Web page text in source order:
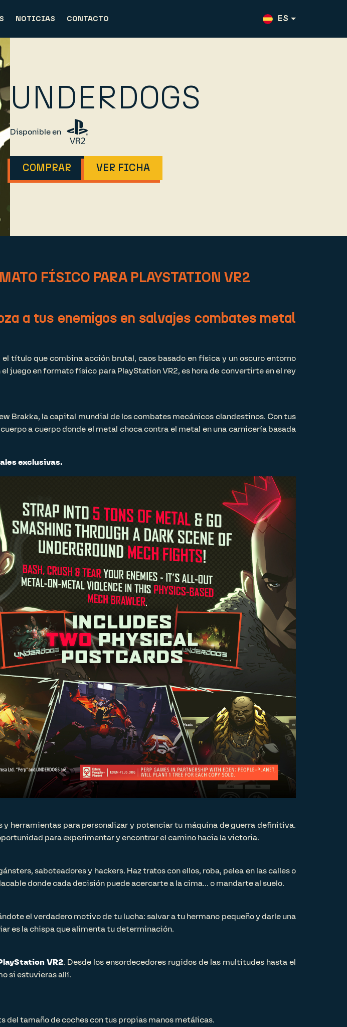
NOTICIAS CONTACTO ES
UNDERDOGS
Disponible en
COMPRAR VER FICHA
FÍSICO PARA PLAYSTATION VR2
a tus enemigos en salvajes combates metal
el título que combina acción brutal, caos basado en física y un oscuro entorno
juego en formato físico para PlayStation VR2, es hora de convertirte en el rey
Brakka, la capital mundial de los combates mecánicos clandestinos. Con tus
a cuerpo donde el metal choca contra el metal en una carnicería basada
exclusivas.
herramientas para personalizar y potenciar tu máquina de guerra definitiva.
para experimentar y encontrar el camino hacia la victoria.
saboteadores y hackers. Haz tratos con ellos, roba, pelea en las calles o
donde cada decisión puede acercarte a la cima... o mandarte al suelo.
el verdadero motivo de tu lucha: salvar a tu hermano pequeño y darle una
es la chispa que alimenta tu determinación.
VR2. Desde los ensordecedores rugidos de las multitudes hasta el
si estuvieras allí.
del tamaño de coches con tus propias manos metálicas.